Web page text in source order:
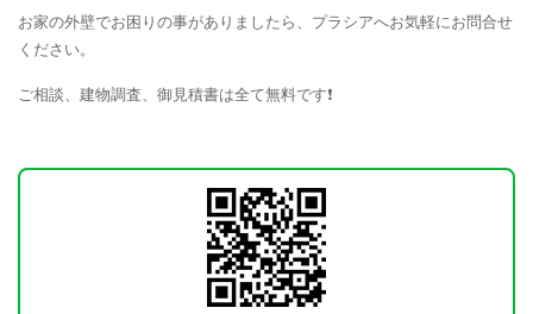
お家の外壁でお困りの事がありましたら、プラシアへお気軽にお問合せ
ください。
ご相談、建物調査、御見積書は全て無料です❗